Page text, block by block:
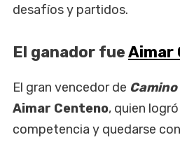
desafíos y partidos.
El ganador fueAimar
El gran vencedor de
Aimar Centeno, quien
competencia y quedarse